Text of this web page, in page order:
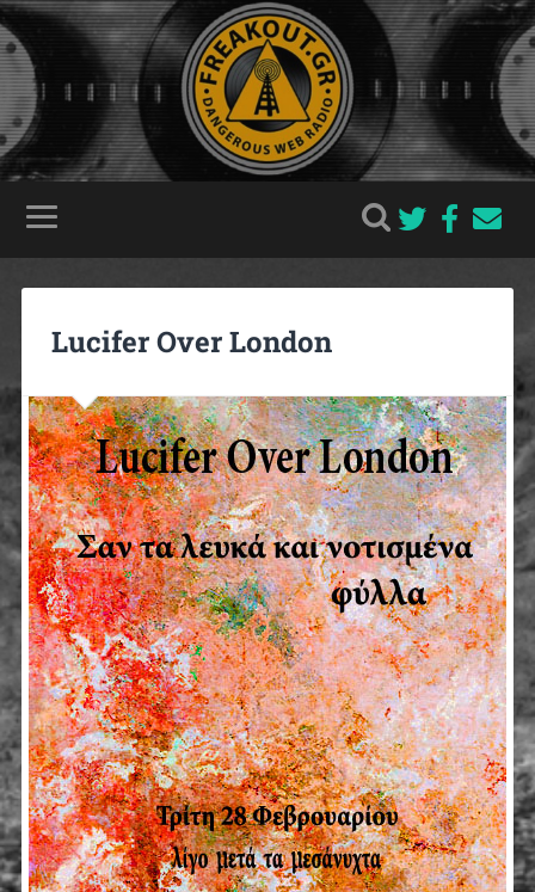
Lucifer Over London